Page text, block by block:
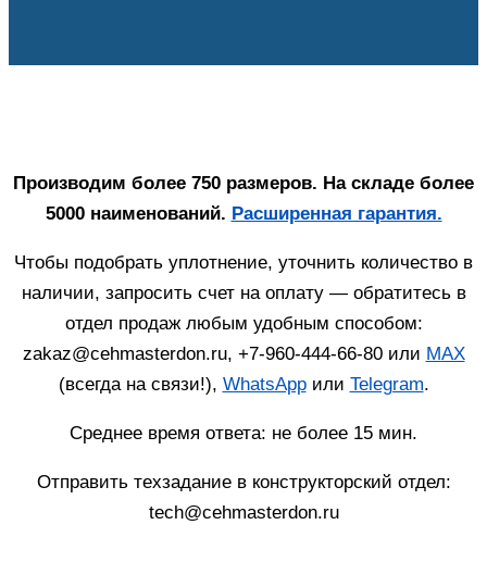
Производим более 750 размеров. На складе более
5000 наименований. Расширенная гарантия.
Чтобы подобрать уплотнение, уточнить количество в
наличии, запросить счет на оплату — обратитесь в
отдел продаж любым удобным способом:
zakaz@cehmasterdon.ru, +7-960-444-66-80 или MAX
(всегда на связи!), WhatsAppили Telegram.
Среднее время ответа: не более 15 мин.
Отправить техзадание в конструкторский отдел:
tech@cehmasterdon.ru